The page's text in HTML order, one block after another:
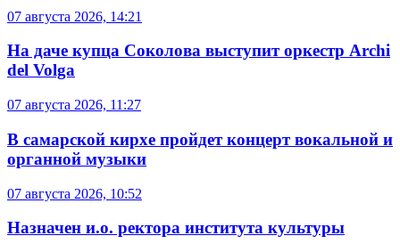
07 августа 2026, 14:21
На даче купца Соколова выступит оркестр Archi
del Volga
07 августа 2026, 11:27
В самарской кирхе пройдет концерт вокальной и
органной музыки
07 августа 2026, 10:52
Назначен и.о. ректора института культуры